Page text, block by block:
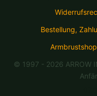
Bestellung,
© 1997 - 2026 ARROW